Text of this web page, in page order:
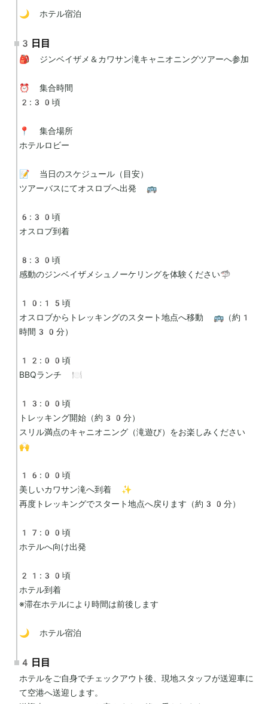
🌙 ホテル宿泊
3日目
🎒 ジンベイザメ＆カワサン滝キャニオニングツアーへ参加
⏰ 集合時間
2:30頃
📍 集合場所
ホテルロビー
📝 当日のスケジュール（目安）
ツアーバスにてオスロブへ出発 🚌
6:30頃
オスロブ到着
8:30頃
感動のジンベイザメシュノーケリングを体験ください🦈
10:15頃
オスロブからトレッキングのスタート地点へ移動 🚌（約1
時間30分）
12:00頃
BBQランチ 🍽️
13:00頃
トレッキング開始（約30分）
スリル満点のキャニオニング（滝遊び）をお楽しみください
🙌
16:00頃
美しいカワサン滝へ到着 ✨
再度トレッキングでスタート地点へ戻ります（約30分）
17:00頃
ホテルへ向け出発
21:30頃
ホテル到着
※滞在ホテルにより時間は前後します
🌙 ホテル宿泊
4日目
ホテルをご自身でチェックアウト後、現地スタッフが送迎車に
て空港へ送迎します。